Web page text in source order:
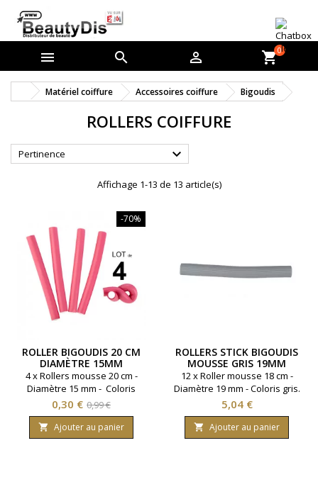
   shopping_cart0
Matériel coiffure Accessoires coiffure Bigoudis
ROLLERS COIFFURE
Pertinence 
Affichage 1-13 de 13 article(s)
-70%
ROLLER BIGOUDIS 20 CM
DIAMÈTRE 15MM
4 x Rollers mousse 20 cm -
Diamètre 15 mm - Coloris
rose
Prix
0,30 € Prix
de
base
0,99 €
 Ajouter au panier
ROLLERS STICK BIGOUDIS
MOUSSE GRIS 19MM
LONG 18CM
12 x Roller mousse 18 cm -
Diamètre 19 mm - Coloris gris.
Prix
5,04 €
 Ajouter au panier